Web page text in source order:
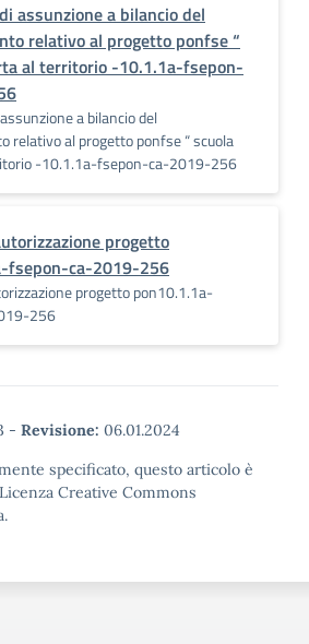
assunzione a bilancio del
relativo al progetto ponfse “
al territorio -10.1.1a-fsepon-
a bilancio del
relativo al progetto ponfse “ scuola
-10.1.1a-fsepon-ca-2019-256
progetto
fsepon-ca-2019-256
progetto pon10.1.1a-
256
- Revisione: 06.01.2024
specificato, questo articolo è
Creative Commons